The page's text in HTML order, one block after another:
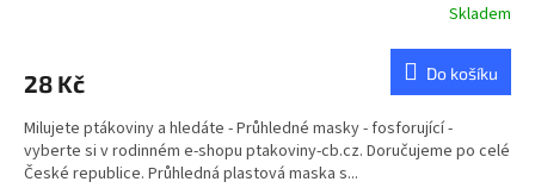
Skladem
28 Kč Do košíku
Milujete ptákoviny a hledáte - Průhledné masky - fosforující -
vyberte si v rodinném e-shopu ptakoviny-cb.cz. Doručujeme po celé
České republice. Průhledná plastová maska s...